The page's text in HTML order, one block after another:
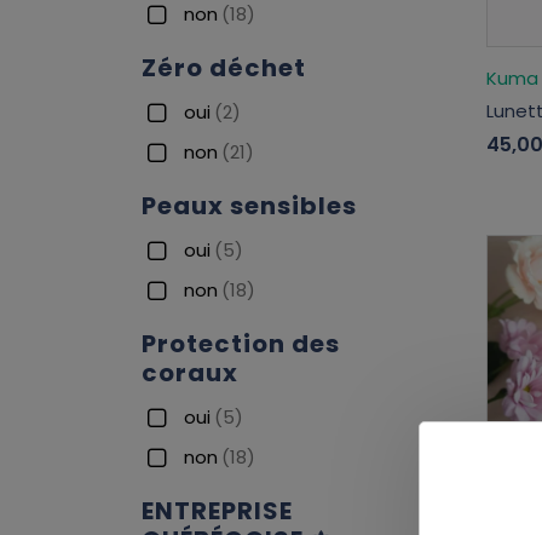
non (18)
Zéro déchet
oui (2)
non (21)
Peaux sensibles
oui (5)
non (18)
Protection des
coraux
oui (5)
non (18)
ENTREPRISE
Kuma